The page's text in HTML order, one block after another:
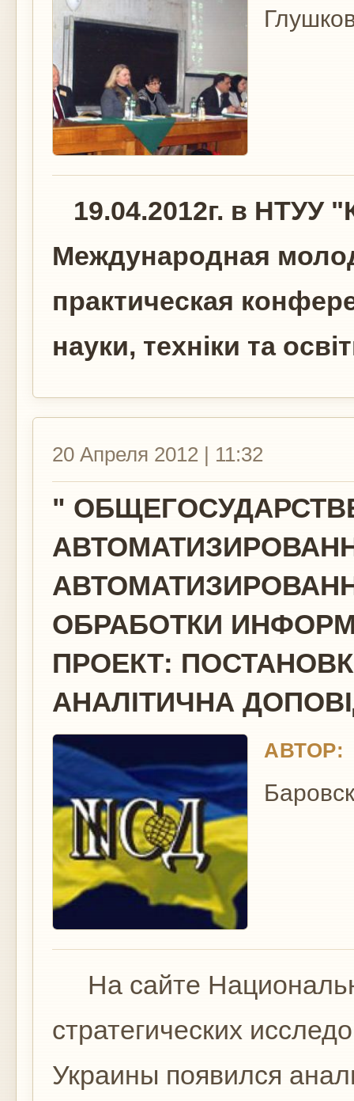
19.04.2012г. в НТУУ
Международная
практическая
науки, техніки та
20 Апреля 2012 | 11:32
"
ОБРАБОТКИ
ПРОЕКТ:
АНАЛІТИЧНА
АВТОР:
На сайте
стратегических
Украины появился